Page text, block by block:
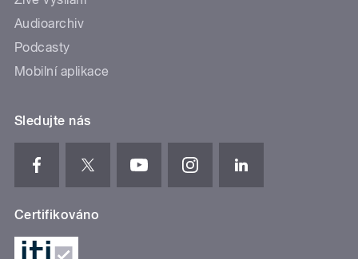
Audioarchiv
Podcasty
Mobilní aplikace
Sledujte nás
Certifikováno